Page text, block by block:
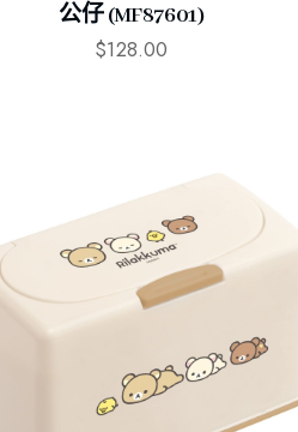
公仔 (MF87601)
$128.00